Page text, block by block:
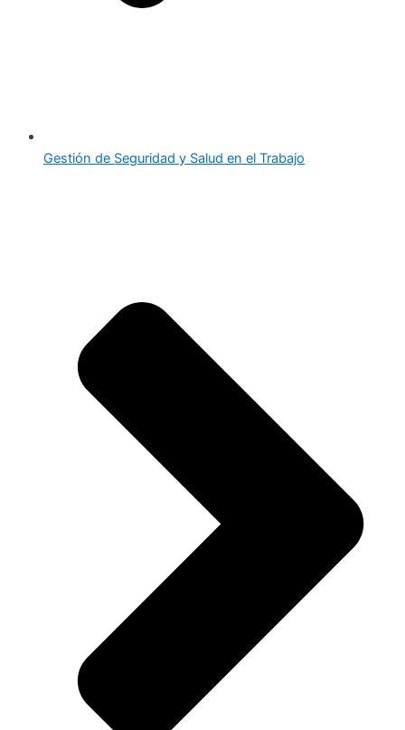
Gestión de Seguridad y Salud en el Trabajo